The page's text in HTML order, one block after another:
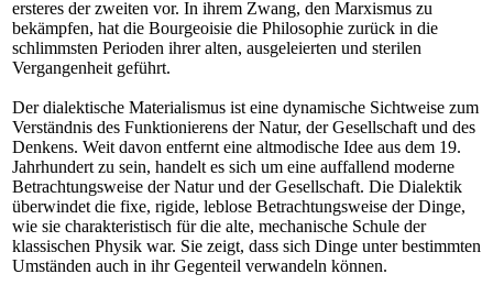
ersteres der zweiten vor. In ihrem Zwang, den Marxismus zu
bekämpfen, hat die Bourgeoisie die Philosophie zurück in die
schlimmsten Perioden ihrer alten, ausgeleierten und sterilen
Vergangenheit geführt.
Der dialektische Materialismus ist eine dynamische Sichtweise zum
Verständnis des Funktionierens der Natur, der Gesellschaft und des
Denkens. Weit davon entfernt eine altmodische Idee aus dem 19.
Jahrhundert zu sein, handelt es sich um eine auffallend moderne
Betrachtungsweise der Natur und der Gesellschaft. Die Dialektik
überwindet die fixe, rigide, leblose Betrachtungsweise der Dinge,
wie sie charakteristisch für die alte, mechanische Schule der
klassischen Physik war. Sie zeigt, dass sich Dinge unter bestimmten
Umständen auch in ihr Gegenteil verwandeln können.